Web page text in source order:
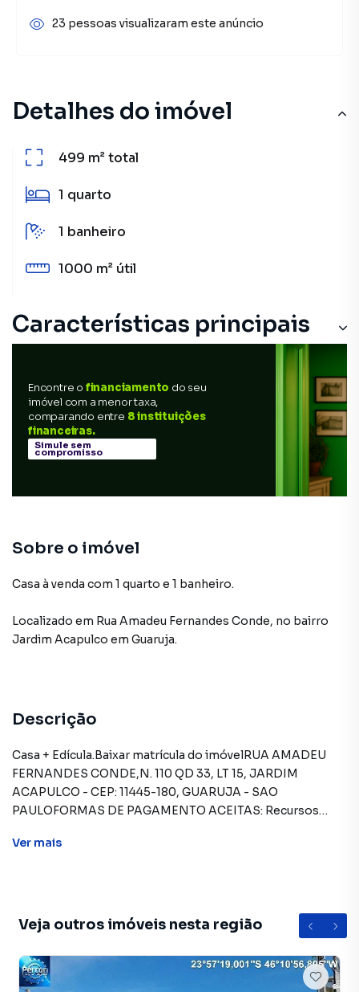
Detalhes do imóvel
499 m²total
1 quarto
1 banheiro
1000 m² útil
Características principais
Encontre o financiamento do seu
imóvel com a menor taxa,
comparando entre 8 instituições
financeiras.
Simule sem
compromisso
Sobre o imóvel
Casa à venda com 1 quarto e 1 banheiro.
Localizado em Rua Amadeu Fernandes Conde, no bairro
Jardim Acapulco em Guaruja.
Descrição
Casa + Edícula.Baixar matrícula do imóvelRUA AMADEU
FERNANDES CONDE,N. 110 QD 33, LT 15, JARDIM
ACAPULCO - CEP: 11445-180, GUARUJA - SAO
PAULOFORMAS DE PAGAMENTO ACEITAS: Recursos
Consulte condições antes de efetuar a proposta.REGRAS
CAIXA realizará o pagamento apenas do valor que exceder
o limite de 10% do valor de avaliação. Tributos: Sob
responsabilidade do comprador, quando o débito for
inferior a 10% do valor de avaliação. A CAIXA paga
Ver mais
Veja outros imóveis nesta região
23 pessoas visualizaram este anúncio